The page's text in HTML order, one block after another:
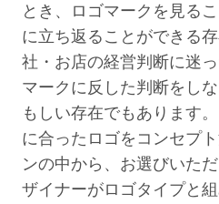
とき、ロゴマークを見る
に立ち返ることができる
社・お店の経営判断に迷
マークに反した判断をし
もしい存在でもあります
に合ったロゴをコンセプ
ンの中から、お選びいた
ザイナーがロゴタイプと